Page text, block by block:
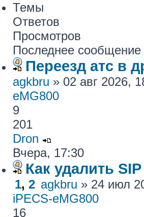
Темы
Ответов
Просмотров
Последнее сообщение
Переезд атс в
agkbru » 02 авг 2026,
eMG800
9
201
Dron
Вчера, 17:30
Как удалить
1, 2 agkbru » 24 июл
iPECS-eMG800
16